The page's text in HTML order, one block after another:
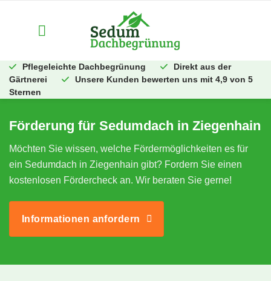
Pflegeleichte Dachbegrünung
Direkt aus der
Gärtnerei
Unsere Kunden bewerten uns mit 4,9 von 5
Sternen
Förderung für Sedumdach in Ziegenhain
Möchten Sie wissen, welche Fördermöglichkeiten es für
ein Sedumdach in Ziegenhain gibt? Fordern Sie einen
kostenlosen Fördercheck an. Wir beraten Sie gerne!
Informationen anfordern